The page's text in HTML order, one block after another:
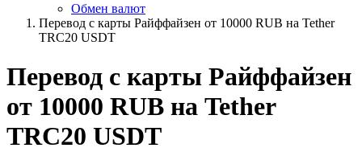
Обмен валют
Перевод с карты Райффайзен от 10000 RUB на Tether
TRC20 USDT
Перевод с карты Райффайзен
от 10000 RUB на Tether
TRC20 USDT